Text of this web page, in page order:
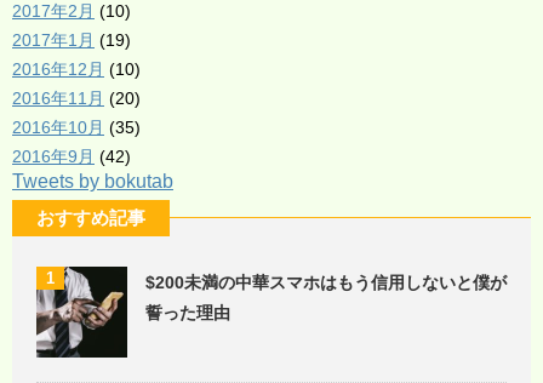
2017年2月 (10)
2017年1月 (19)
2016年12月 (10)
2016年11月 (20)
2016年10月 (35)
2016年9月 (42)
Tweets by bokutab
おすすめ記事
1
$200未満の中華スマホはもう信用しないと僕が
誓った理由